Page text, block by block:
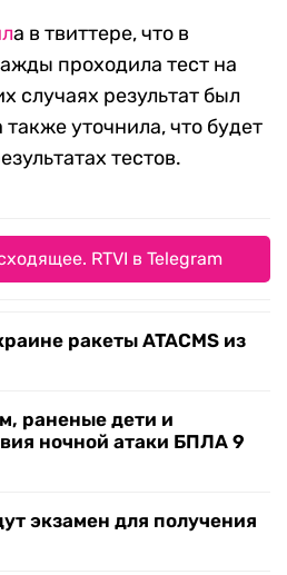
а в твиттере, что в
проходила тест на
случаях результат был
уточнила, что будет
тестов.
RTVI в Telegram
ракеты ATACMS из
раненые дети и
ночной атаки БПЛА 9
экзамен для получения